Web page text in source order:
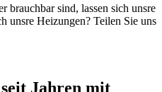
brauchbar sind, lassen sich unsre
unsre Heizungen? Teilen Sie uns
Jahren mit